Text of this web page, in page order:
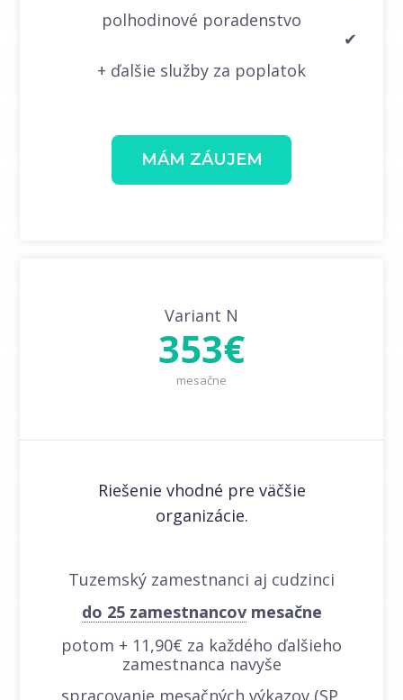
polhodinové poradenstvo
✔
+ ďalšie služby za poplatok
MÁM ZÁUJEM
Variant N
353€
mesačne
Riešenie vhodné pre väčšie
organizácie.
Tuzemský zamestnanci aj cudzinci
do 25 zamestnancovmesačne
potom + 11,90€ za každého ďalšieho
zamestnanca navyše
spracovanie mesačných výkazov (SP,